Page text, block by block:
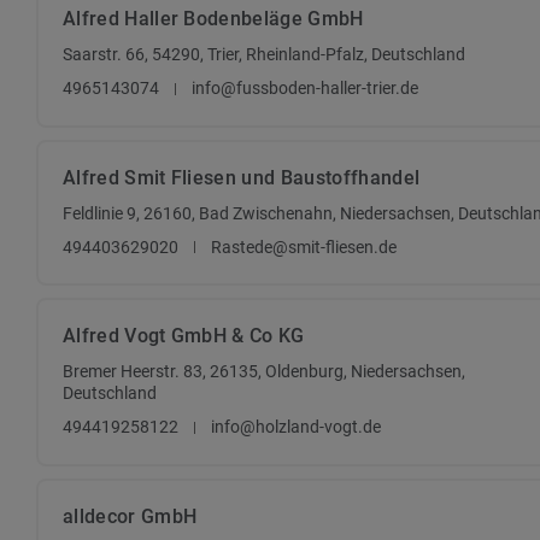
Alfred Haller Bodenbeläge GmbH
Saarstr. 66, 54290, Trier, Rheinland-Pfalz, Deutschland
4965143074
info@fussboden-haller-trier.de
Alfred Smit Fliesen und Baustoffhandel
Feldlinie 9, 26160, Bad Zwischenahn, Niedersachsen,
494403629020
Rastede@smit-fliesen.de
Alfred Vogt GmbH & Co KG
Bremer Heerstr. 83, 26135, Oldenburg, Niedersachsen,
Deutschland
494419258122
info@holzland-vogt.de
alldecor GmbH